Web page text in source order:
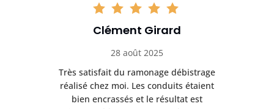
Clément Girard
28 août 2025
Très satisfait du ramonage débistrage
réalisé chez moi. Les conduits étaient
bien encrassés et le résultat est